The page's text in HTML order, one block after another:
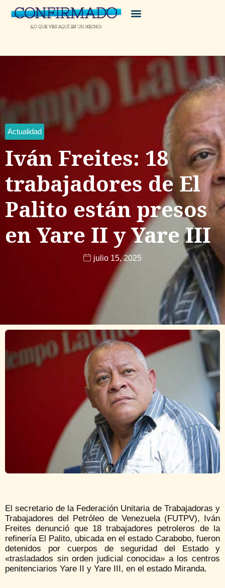
Actualidad
Iván Freites: 18
trabajadores de El
Palito están presos
en Yare II y Yare III
julio 15, 2025
El secretario de la Federación Unitaria de Trabajadoras y
Trabajadores del Petróleo de Venezuela (FUTPV), Iván
Freites denunció que 18 trabajadores petroleros de la
refinería El Palito, ubicada en el estado Carabobo, fueron
detenidos por cuerpos de seguridad del Estado y
«trasladados sin orden judicial conocida» a los centros
penitenciarios Yare II y Yare III, en el estado Miranda.